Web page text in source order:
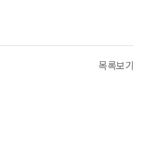
목록보기